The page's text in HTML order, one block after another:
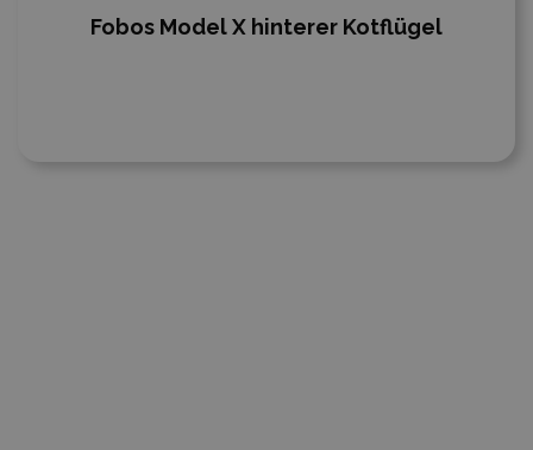
Fobos Model X hinterer Kotflügel